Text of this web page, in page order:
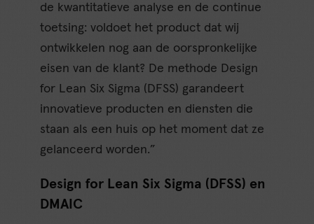
de kwantitatieve analyse en de continue
toetsing: voldoet het product dat wij
ontwikkelen nog aan de oorspronkelijke
eisen van de klant? De methode Design
for Lean Six Sigma (DFSS) garandeert
innovatieve producten en diensten die
staan als een huis op het moment dat ze
gelanceerd worden.”
Design for Lean Six Sigma (DFSS) en
DMAIC